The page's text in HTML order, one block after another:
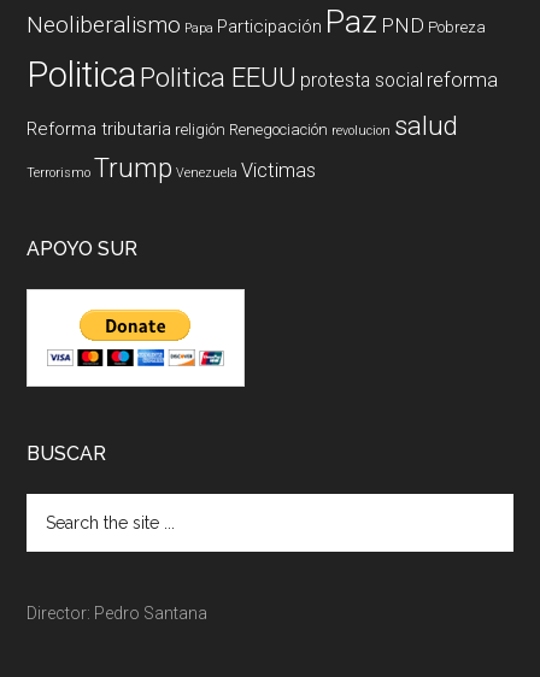
Neoliberalismo Papa Participación Paz PND Pobreza
PoliticaPolitica EEUU protesta social reforma
Reforma tributaria religión Renegociación revolucion salud
Terrorismo Trump Venezuela Victimas
APOYO SUR
BUSCAR
Director: Pedro Santana